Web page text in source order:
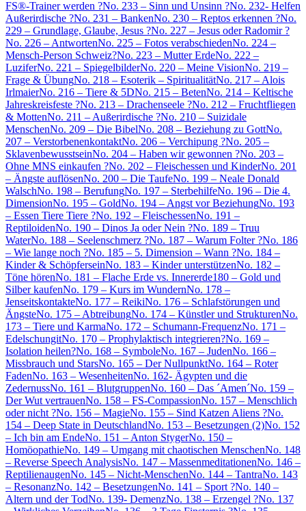
FS®-Trainer werden ?No. 233 – Sinn und Unsinn ?No. 232- Helfen
Außerirdische ?No. 231 – BankenNo. 230 – Reptos erkennen ?No.
229 – Grundlage, Glaube, Jesus ?No. 227 – Jesus oder Radomir ?
No. 226 – AntwortenNo. 225 – Fotos verabschiedenNo. 224 –
Mensch-Person Schweiz?No. 223 – Mutter ErdeNo. 222 –
LuziferNo. 221 – SpiegelbilderNo. 220 – Meine VisionNo. 219 –
Frage & ÜbungNo. 218 – Esoterik – SpiritualitätNo. 217 – Alois
IrlmaierNo. 216 – Tiere & 5DNo. 215 – BetenNo. 214 – Keltische
Jahreskreisfeste ?No. 213 – Drachenseele ?No. 212 – Fruchtfliegen
& MottenNo. 211 – Außerirdische ?No. 210 – Suizidale
MenschenNo. 209 – Die BibelNo. 208 – Beziehung zu GottNo.
207 – VerstorbenenkontaktNo. 206 – Verchipung ?No. 205 –
SklavenbewusstseinNo. 204 – Haben wir gewonnen ?No. 203 –
Ohne MNS einkaufen ?No. 202 – Fleischessen und KinderNo. 201
– Ängste auflösenNo. 200 – Die TaufeNo. 199 – Neale Donald
WalschNo. 198 – BerufungNo. 197 – SterbehilfeNo. 196 – Die 4.
DimensionNo. 195 – GoldNo. 194 – Angst vor BeziehungNo. 193
– Essen Tiere Tiere ?No. 192 – FleischessenNo. 191 –
ReptiloidenNo. 190 – Dinos Ja oder Nein ?No. 189 – Truu
WaterNo. 188 – Seelenschmerz ?No. 187 – Warum Folter ?No. 186
– Wie lange noch ?No. 185 – 5. Dimension – Wann ?No. 184 –
Kinder & SchöpferseinNo. 183 – Kinder unterstützenNo. 182 –
Töne hörenNo. 181 – Flache Erde vs. Innererde180 – Gold und
Silber kaufenNo. 179 – Kurs im WundernNo. 178 –
JenseitskontakteNo. 177 – ReikiNo. 176 – Schlafstörungen und
ÄngsteNo. 175 – AbtreibungNo. 174 – Künstler und StrukturenNo.
173 – Tiere und KarmaNo. 172 – Schumann-FrequenzNo. 171 –
EdelschungitNo. 170 – Prophylaktisch integrieren?No. 169 –
Isolation heilen?No. 168 – SymboleNo. 167 – JudenNo. 166 –
Missbrauch und StarsNo. 165 – Der NullpunktNo. 164 – Roter
FadenNo. 163 – WesenheitenNo. 162- Ägypten und die
ZedernussNo. 161 – BlutgruppenNo. 160 – Das ´Amen´No. 159 –
Der Wut vertrauenNo. 158 – FS-CompassionNo. 157 – Menschlich
oder nicht ?No. 156 – MagieNo. 155 – Sind Katzen Aliens ?No.
154 – Deep State in DeutschlandNo. 153 – Besetzungen (2)No. 152
– Ich bin am EndeNo. 151 – Anton StygerNo. 150 –
HomöopathieNo. 149 – Umgang mit chaotischen MenschenNo. 148
– Reverse Speech AnalysisNo. 147 – MassenmeditationenNo. 146 –
ReptilienaugenNo. 145 – Nicht-MenschenNo. 144 – TantraNo. 143
– ResonanzNo. 142 – BesetzungenNo. 141 – Sport ?No. 140 –
Altern und der TodNo. 139- DemenzNo. 138 – Erzengel ?No. 137